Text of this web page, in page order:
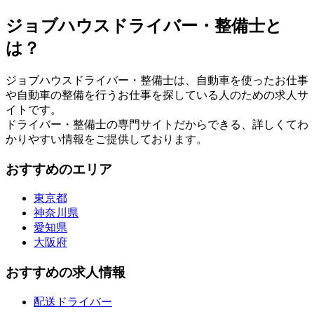
ジョブハウスドライバー・整備士と
は？
ジョブハウスドライバー・整備士は、自動車を使ったお仕事
や自動車の整備を行うお仕事を探している人のための求人サ
イトです。
ドライバー・整備士の専門サイトだからできる、詳しくてわ
かりやすい情報をご提供しております。
おすすめのエリア
東京都
神奈川県
愛知県
大阪府
おすすめの求人情報
配送ドライバー